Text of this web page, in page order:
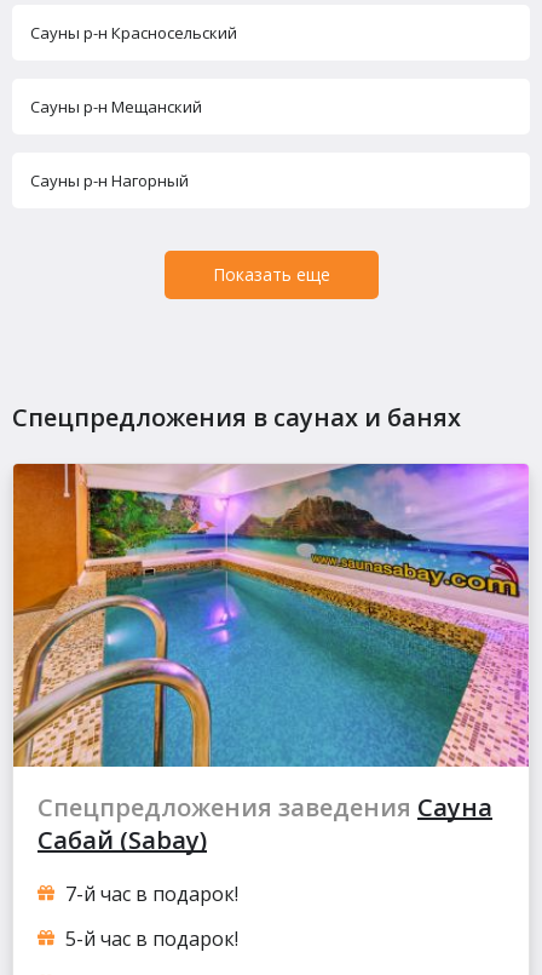
Сауны р-н Красносельский
Сауны р-н Мещанский
Сауны р-н Нагорный
Показать еще
Спецпредложения в саунах и банях
Спецпредложения заведения Сауна
Сабай (Sabay)
7-й час в подарок!
5-й час в подарок!